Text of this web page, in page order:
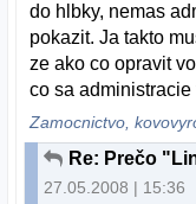
do hlbky, nemas
pokazit. Ja takto
ze ako co opravit
co sa
Zamocnictvo,
Re: Prečo
27.05.2008 | 15:36